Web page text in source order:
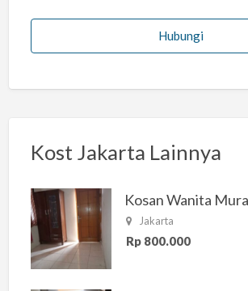
Hubungi
Kost Jakarta Lainnya
Jakarta
Rp 800.000